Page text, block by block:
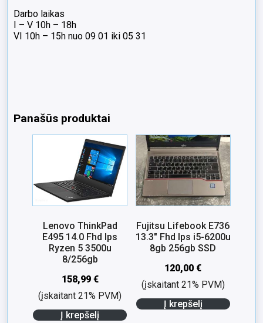
Darbo laikas
I – V 10h – 18h
VI 10h – 15h nuo 09 01 iki 05 31
Panašūs produktai
Lenovo ThinkPad
E495 14.0 Fhd Ips
Ryzen 5 3500u
8/256gb
158,99 €
(įskaitant 21% PVM)
Į krepšelį
Fujitsu Lifebook E736
13.3″ Fhd Ips i5-6200u
8gb 256gb SSD
120,00€
(įskaitant 21% PVM)
Į krepšelį